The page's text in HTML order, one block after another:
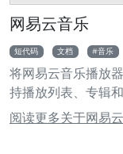
网易云音乐
短代码 文档 音乐
将网易云音乐播放
持播放列表、专辑和
阅读更多关于网易